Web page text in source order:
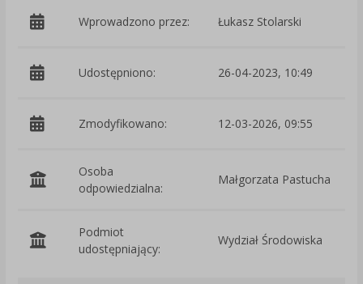
Wprowadzono przez: Łukasz Stolarski
Udostępniono: 26-04-2023, 10:49
Zmodyfikowano: 12-03-2026, 09:55
Osoba
odpowiedzialna:
Małgorzata Pastucha
Podmiot
udostępniający:
Wydział Środowiska